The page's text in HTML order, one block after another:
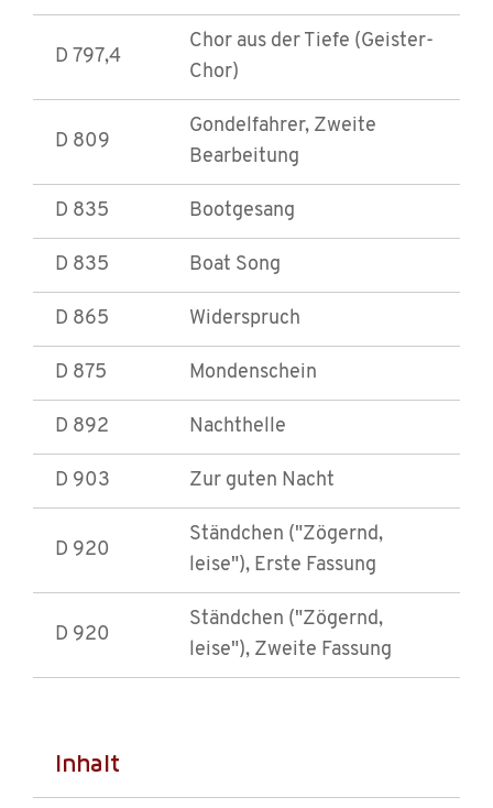
D 797,4
Chor aus der Tiefe (Geister-
Chor)
D 809
Gondelfahrer, Zweite
Bearbeitung
D 835 Bootgesang
D 835 Boat Song
D 865 Widerspruch
D 875 Mondenschein
D 892 Nachthelle
D 903 Zur guten Nacht
D 920
Ständchen ("Zögernd,
leise"), Erste Fassung
D 920
Ständchen ("Zögernd,
leise"), Zweite Fassung
Inhalt